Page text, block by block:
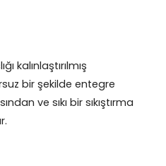
kalınlaştırılmış
bir şekilde entegre
ve sıkı bir sıkıştırma